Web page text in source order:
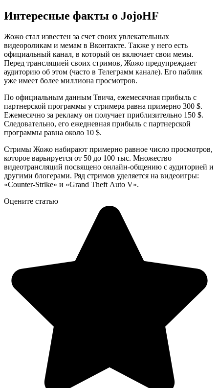
Интересные факты о JojoHF
Жожо стал известен за счет своих увлекательных
видеороликам и мемам в Вконтакте. Также у него есть
официальный канал, в который он включает свои мемы.
Перед трансляцией своих стримов, Жожо предупреждает
аудиторию об этом (часто в Телеграмм канале). Его паблик
уже имеет более миллиона просмотров.
По официальным данным Твича, ежемесячная прибыль с
партнерской программы у стримера равна примерно 300 $.
Ежемесячно за рекламу он получает приблизительно 150 $.
Следовательно, его ежедневная прибыль с партнерской
программы равна около 10 $.
Стримы Жожо набирают примерно равное число просмотров,
которое варьируется от 50 до 100 тыс. Множество
видеотрансляций посвящено онлайн-общению с аудиторией и
другими блогерами. Ряд стримов уделяется на видеоигры:
«Counter-Strike» и «Grand Theft Auto V».
Оцените статью